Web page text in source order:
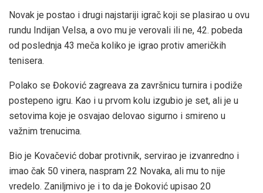
Novak je postao i drugi najstariji igrač koji se plasirao u ovu
rundu Indijan Velsa, a ovo mu je verovali ili ne, 42. pobeda
od poslednja 43 meča koliko je igrao protiv američkih
tenisera.
Polako se Đoković zagreava za završnicu turnira i podiže
postepeno igru. Kao i u prvom kolu izgubio je set, ali je u
setovima koje je osvajao delovao sigurno i smireno u
važnim trenucima.
Bio je Kovačević dobar protivnik, servirao je izvanredno i
imao čak 50 vinera, naspram 22 Novaka, ali mu to nije
vredelo. Zaniljmivo je i to da je Đoković upisao 20